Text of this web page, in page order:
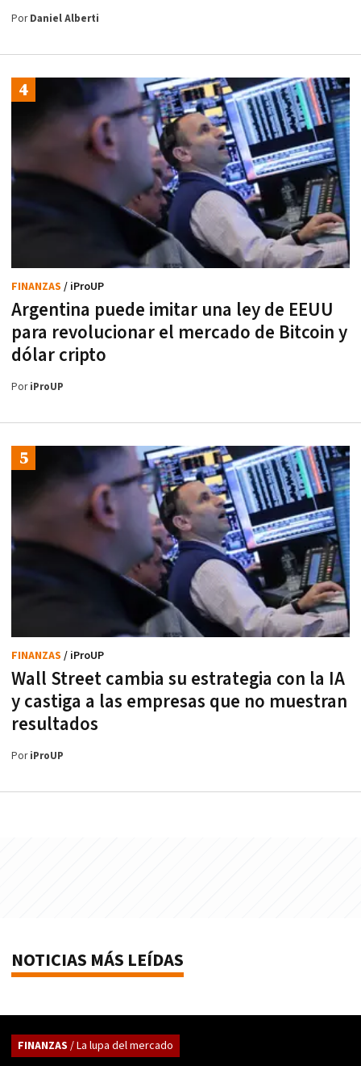
PorDaniel Alberti
Argentina puede imitar una ley de EEUU
para revolucionar el mercado de Bitcoin y
dólar cripto
FINANZAS / iProUP
PoriProUP
Wall Street cambia su estrategia con la IA
y castiga a las empresas que no muestran
resultados
FINANZAS / iProUP
PoriProUP
NOTICIAS MÁS LEÍDAS
FINANZAS / La lupa del mercado